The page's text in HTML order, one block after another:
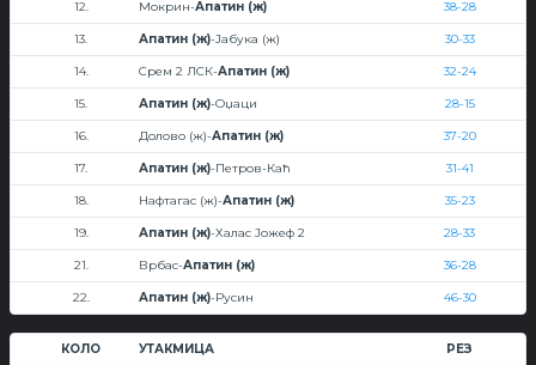
12. Мокрин-Апатин (ж) 38-28
13. Апатин (ж)-Јабука (ж) 30-33
14. Срем 2 ЛСК-Апатин (ж) 32-24
15. Апатин (ж)-Оџаци 28-15
16. Долово (ж)-Апатин (ж) 37-20
17. Апатин (ж)-Петров-Каћ 31-41
18. Нафтагас (ж)-Апатин (ж) 35-23
19. Апатин (ж)-Халас Јожеф 2 28-33
21. Врбас-Апатин (ж) 36-28
22. Апатин (ж)-Русин 46-30
КОЛО УТАКМИЦА РЕЗ